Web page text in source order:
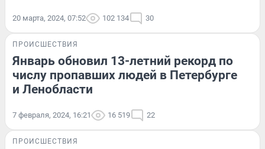
20 марта, 2024, 07:52 102 134 30
ПРОИСШЕСТВИЯ
Январь обновил 13-летний рекорд по
числу пропавших людей в Петербурге
и Ленобласти
7 февраля, 2024, 16:21 16 519 22
ПРОИСШЕСТВИЯ